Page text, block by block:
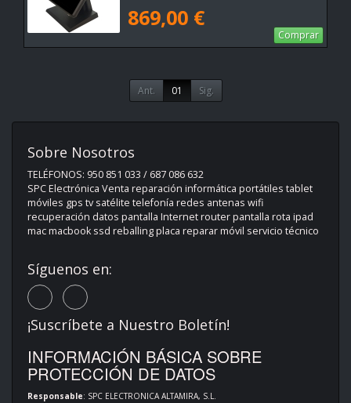
869,00 €
Comprar
Ant. 01 Sig.
Sobre Nosotros
TELÉFONOS: 950 851 033 / 687 086 632
SPC Electrónica Venta reparación informática portátiles tablet
móviles gps tv satélite telefonía redes antenas wifi
recuperación datos pantalla Internet router pantalla rota ipad
mac macbook ssd reballing placa reparar móvil servicio técnico
Síguenos en:
¡Suscríbete a Nuestro Boletín!
INFORMACIÓN BÁSICA SOBRE
PROTECCIÓN DE DATOS
Responsable: SPC ELECTRONICA ALTAMIRA, S.L.